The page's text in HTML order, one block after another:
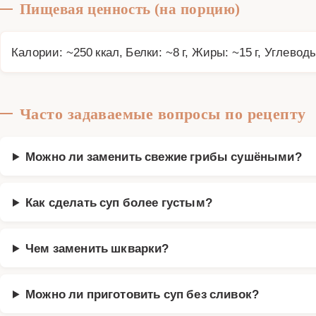
Пищевая ценность (на порцию)
Калории: ~250 ккал, Белки: ~8 г, Жиры: ~15 г,
Часто задаваемые вопросы по рецепту
Можно ли заменить свежие грибы сушёными?
Как сделать суп более густым?
Чем заменить шкварки?
Можно ли приготовить суп без сливок?